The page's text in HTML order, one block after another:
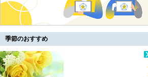
季節のおすすめ